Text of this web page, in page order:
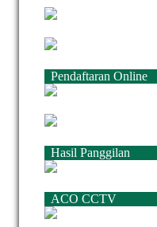
Pendaftaran Online
Hasil Panggilan
ACO CCTV